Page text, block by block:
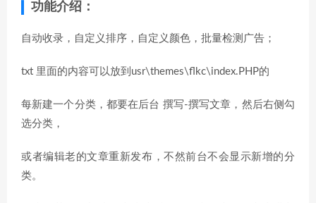
功能介绍：
自动收录，自定义排序，自定义颜色，批量检测广告；
txt 里面的内容可以放到usr\themes\flkc\index.PHP的
每新建一个分类，都要在后台 撰写-撰写文章，然后右侧勾
选分类，
或者编辑老的文章重新发布，不然前台不会显示新增的分
类。